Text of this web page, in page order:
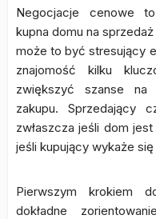
Negocjacje cenowe
kupna domu na
może to być stresujący
znajomość kilku
zwiększyć szanse na
zakupu. Sprzedający
zwłaszcza jeśli dom
jeśli kupujący wykaże
Pierwszym krokiem
dokładne